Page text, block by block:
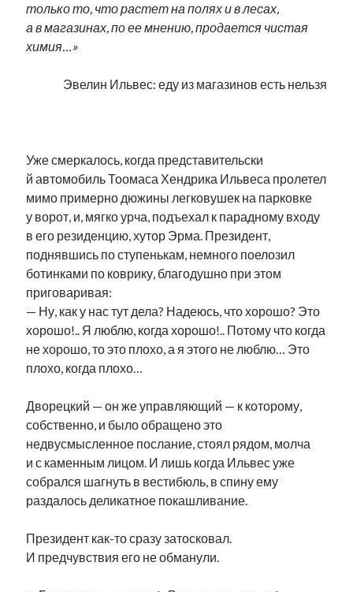
radio narva takinada андрус ансип
в поисках здравого смысла выборы высказывание
нацменьшинства образование обучение эстонскому
памятники парад клоунов парламент партия поводырь
подкаст потеряны данные пресса программа
рийгикогу россия русский роман
русскоязычное образование сми
стенограмма
т.х. ильвес
фотоотчет экономика
эстония эстонский язык
Отзывы и предложения по блогу:
anton.stalnuhhin@gmail.com
только то, что растет на полях и в лесах,
а в магазинах, по ее мнению, продается чистая
химия…»
Эвелин Ильвес: еду из магазинов есть нельзя
Уже смеркалось, когда представительски
й автомобиль Тоомаса Хендрика Ильвеса пролетел
мимо примерно дюжины легковушек на парковке
у ворот, и, мягко урча, подъехал к парадному входу
в его резиденцию, хутор Эрма. Президент,
поднявшись по ступенькам, немного поелозил
ботинками по коврику, благодушно при этом
приговаривая:
— Ну, как у нас тут дела? Надеюсь, что хорошо? Это
хорошо!.. Я люблю, когда хорошо!.. Потому что когда
не хорошо, то это плохо, а я этого не люблю… Это
плохо, когда плохо…
Дворецкий — он же управляющий — к которому,
собственно, и было обращено это
недвусмысленное послание, стоял рядом, молча
и с каменным лицом. И лишь когда Ильвес уже
собрался шагнуть в вестибюль, в спину ему
раздалось деликатное покашливание.
Президент как-то сразу затосковал.
И предчувствия его не обманули.